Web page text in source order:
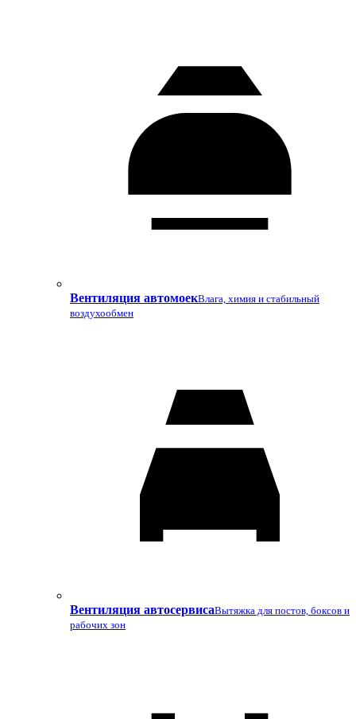
Вентиляция автомоекВлага, химия и стабильный
воздухообмен
Вентиляция автосервисаВытяжка для постов, боксов и
рабочих зон